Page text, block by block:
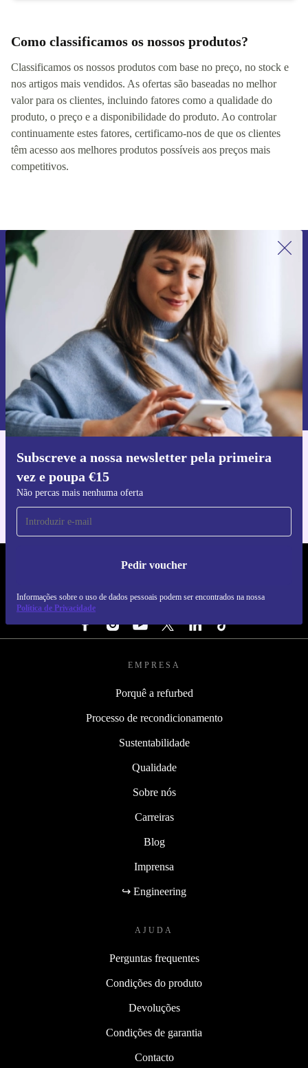
Como classificamos os nossos produtos?
Classificamos os nossos produtos com base no preço, no stock e
nos artigos mais vendidos. As ofertas são baseadas no melhor
valor para os clientes, incluindo fatores como a qualidade do
produto, o preço e a disponibilidade do produto. Ao controlar
continuamente estes fatores, certificamo-nos de que os clientes
têm acesso aos melhores produtos possíveis aos preços mais
competitivos.
Subscreve a nossa newsletter pela primeira
vez e poupa €15
Não percas mais nenhuma oferta
Pedir voucher
Informações sobre o uso de dados pessoais podem ser encontrados na nossa
Política de Privacidade
Subscreve a nossa newsletter pela
primeira vez e poupa 15€!
Não percas mais nenhuma oferta.
Pedir voucher
Informações sobre o uso de dados pessoais podem ser encontrados na
nossa
Política de Privacidade.
Faz o download da app refurbed
Para iOS e Android
REFURBED PORTUGAL - RETHINK NEW.
SEGUE-NOS
EMPRESA
Porquê a refurbed
Processo de recondicionamento
Sustentabilidade
Qualidade
Sobre nós
Carreiras
Blog
Imprensa
↪ Engineering
AJUDA
Perguntas frequentes
Condições do produto
Devoluções
Condições de garantia
Contacto